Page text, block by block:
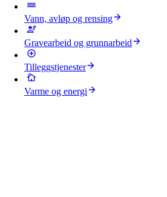
Vann, avløp og rensing
Gravearbeid og grunnarbeid
Tilleggstjenester
Varme og energi